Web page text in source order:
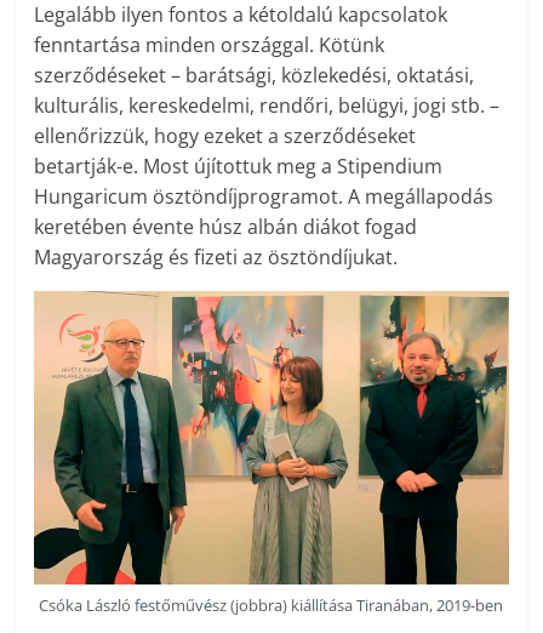
Legalább ilyen fontos a kétoldalú kapcsolatok
fenntartása minden országgal. Kötünk
szerződéseket – barátsági, közlekedési, oktatási,
kulturális, kereskedelmi, rendőri, belügyi, jogi stb. –
ellenőrizzük, hogy ezeket a szerződéseket
betartják-e. Most újítottuk meg a Stipendium
Hungaricum ösztöndíjprogramot. A megállapodás
keretében évente húsz albán diákot fogad
Magyarország és fizeti az ösztöndíjukat.
Csóka László festőművész (jobbra) kiállítása Tiranában, 2019-ben